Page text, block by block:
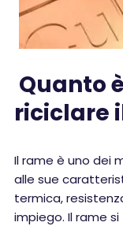
Quanto
riciclare
Il rame è uno dei
alle sue
termica,
impiego. Il rame